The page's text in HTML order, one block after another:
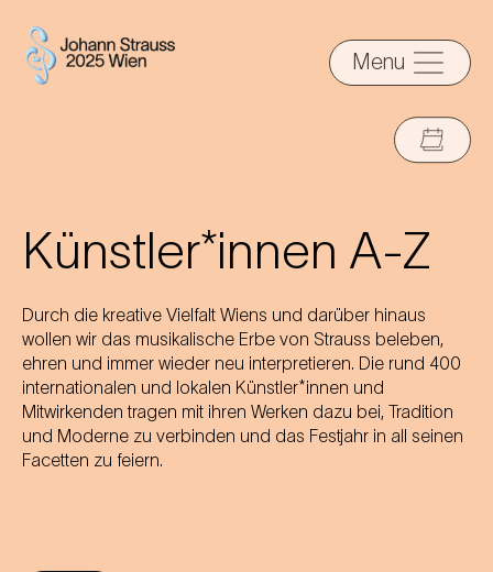
Menu
Künstler*innen A-Z
Durch die kreative Vielfalt Wiens und darüber hinaus
wollen wir das musikalische Erbe von Strauss beleben,
ehren und immer wieder neu interpretieren. Die rund 400
internationalen und lokalen Künstler*innen und
Mitwirkenden tragen mit ihren Werken dazu bei, Tradition
und Moderne zu verbinden und das Festjahr in all seinen
Facetten zu feiern.